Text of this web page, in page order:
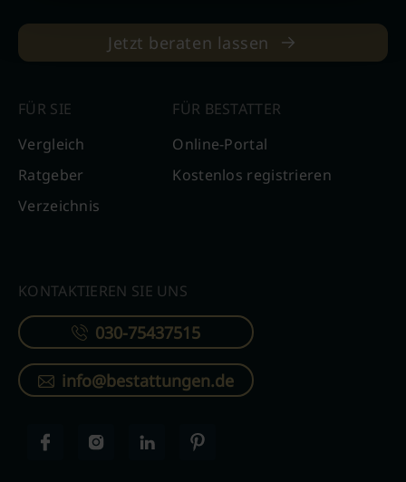
Jetzt beraten lassen
FÜR SIE
Vergleich
Ratgeber
Verzeichnis
FÜR BESTATTER
Online-Portal
Kostenlos registrieren
KONTAKTIEREN SIE UNS
030-75437515
info@bestattungen.de